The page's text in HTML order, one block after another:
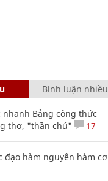
Bình luận nhiều
nhanh Bảng công thức
thơ, "thần chú"
17
đạo hàm nguyên hàm cơ